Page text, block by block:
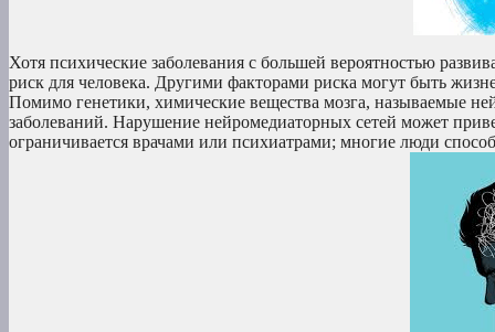
Хотя психические заболевания с большей вероятностью
риск для человека. Другими факторами риска могут быть
Помимо генетики, химические вещества мозга, называемые
заболеваний. Нарушение нейромедиаторных сетей может
ограничивается врачами или психиатрами; многие люди